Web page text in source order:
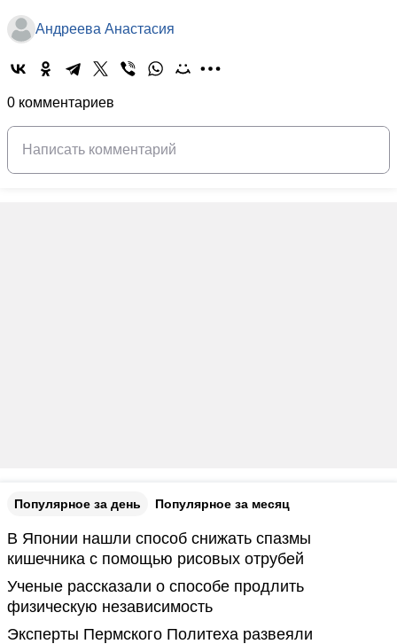
Андреева Анастасия
0 комментариев
Популярное за день Популярное за месяц
В Японии нашли способ снижать спазмы
кишечника с помощью рисовых отрубей
Ученые рассказали о способе продлить
физическую независимость
Эксперты Пермского Политеха развеяли